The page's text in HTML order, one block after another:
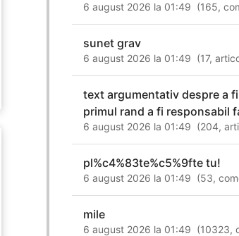
6 august 2026 la 01:49 (165,
sunet grav
6 august 2026 la 01:49 (17,
text argumentativ despre a
primul rand a fi responsabil
6 august 2026 la 01:49 (204,
pl%c4%83te%c5%9fte tu!
6 august 2026 la 01:49 (53,
mile
6 august 2026 la 01:49 (10323,